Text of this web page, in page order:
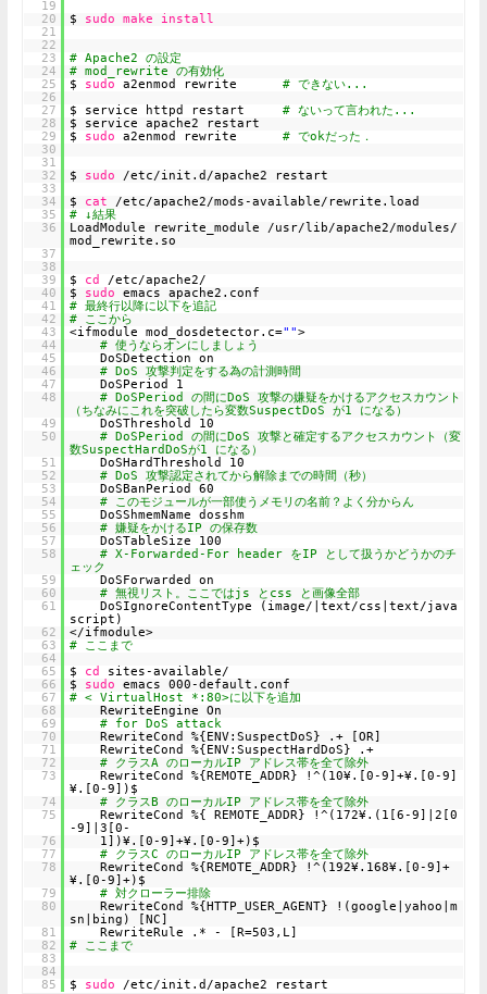
19
20
$ sudo make
install
21
22
23
# Apache2 の設定
24
# mod_rewrite の有効化
25
$ sudo a2enmod rewrite# できない...
26
27
$ service httpd restart# ないって⾔われた...
28
$ service apache2 restart
29
$ sudo a2enmod rewrite# でokだった．
30
31
32
$ sudo
/etc/init.d/apache2 restart
33
34
$ cat
/etc/apache2/mods-available/rewrite.load
35
# ↓結果
36
LoadModule rewrite_module /usr/lib/apache2/modules/
mod_rewrite.so
37
38
39
$ cd
/etc/apache2/
40
$ sudo
emacs apache2.conf
41
# 最終行以降に以下を追記
42
# ここから
43
<ifmodule mod_dosdetector.c="">
44
# 使うならオンにしましょう
45
DoSDetection on
46
# DoS 攻撃判定をする為の計測時間
47
DoSPeriod 1
48
# DoSPeriod の間にDoS 攻撃の嫌疑をかけるアクセスカウント
（ちなみにこれを突破したら変数SuspectDoS が1 になる）
49
DoSThreshold 10
50
# DoSPeriod の間にDoS 攻撃と確定するアクセスカウント（変
数SuspectHardDoSが1 になる）
51
DoSHardThreshold 10
52
# DoS 攻撃認定されてから解除までの時間（秒）
53
DoSBanPeriod 60
54
# このモジュールが⼀部使うメモリの名前？よく分からん
55
DoSShmemName dosshm
56
# 嫌疑をかけるIP の保存数
57
DoSTableSize 100
58
# X‐Forwarded‐For header をIP として扱うかどうかのチ
ェック
59
DoSForwarded on
60
# 無視リスト。ここではjs とcss と画像全部
61
DoSIgnoreContentType (image/|text/css|text/java
script)
62
</ifmodule>
63
# ここまで
64
65
$ cd
sites‐available/
66
$ sudo
emacs 000‐default.conf
67
# < VirtualHost *:80>に以下を追加
68
RewriteEngine On
69
# for DoS attack
70
RewriteCond %{ENV:SuspectDoS} .+ [OR]
71
RewriteCond %{ENV:SuspectHardDoS} .+
72
# クラスA のローカルIP アドレス帯を全て除外
73
RewriteCond %{REMOTE_ADDR} !^(10¥.[0‐9]+¥.[0‐9]
¥.[0‐9])$
74
# クラスB のローカルIP アドレス帯を全て除外
75
RewriteCond %{ REMOTE_ADDR} !^(172¥.(1[6‐9]|2[0
‐9]|3[0‐
76
1])¥.[0‐9]+¥.[0‐9]+)$
77
# クラスC のローカルIP アドレス帯を全て除外
78
RewriteCond %{REMOTE_ADDR} !^(192¥.168¥.[0‐9]+
¥.[0‐9]+)$
79
# 対クローラー排除
80
RewriteCond %{HTTP_USER_AGENT} !(google|yahoo|m
sn|bing) [NC]
81
RewriteRule .* ‐ [R=503,L]
82
# ここまで
83
84
85
$ sudo /etc/init.d/apache2 restart